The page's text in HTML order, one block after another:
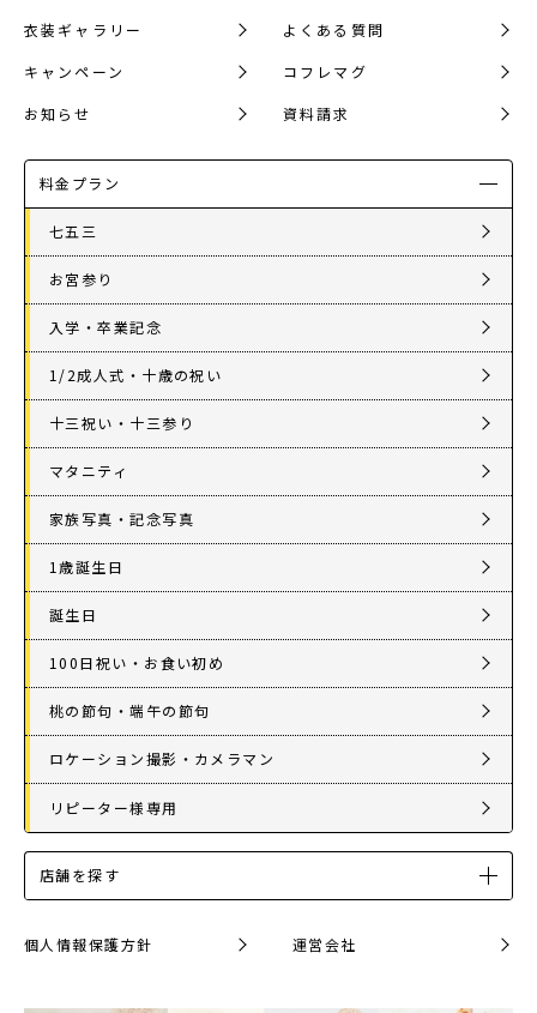
衣装ギャラリー よくある質問
キャンペーン コフレマグ
お知らせ 資料請求
料金プラン
七五三
お宮参り
入学・卒業記念
1/2成人式・十歳の祝い
十三祝い・十三参り
マタニティ
家族写真・記念写真
1歳誕生日
誕生日
100日祝い・お食い初め
桃の節句・端午の節句
ロケーション撮影・カメラマン
リピーター様専用
店舗を探す
個人情報保護方針 運営会社